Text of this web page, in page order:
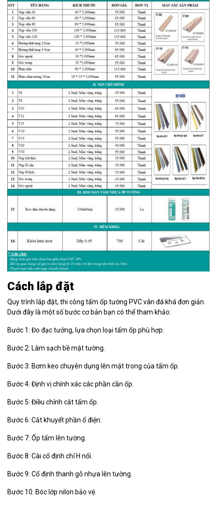
Cách lắp đặt
Quy trình lắp đặt, thi công tấm ốp tường PVC vân đá khá đơn giản.
Dưới đây là một số bước cơ bản bạn có thể tham khảo:
Bước 1: Đo đạc tưởng, lựa chọn loại tấm ốp phù hợp.
Bước 2: Làm sạch bề mặt tường.
Bước 3: Bơm keo chuyên dụng lên mặt trong của tấm ốp.
Bước 4: Định vị chính xác các phần cần ốp.
Bước 5: Điều chỉnh cắt tấm ốp.
Bước 6: Cắt khuyết phần ổ điện.
Bước 7: Ốp tấm lên tường.
Bước 8: Cài cố định chỉ H nối.
Bước 9: Cố định thanh gỗ nhựa lên tường.
Bước 10: Bóc lớp nilon bảo vệ.